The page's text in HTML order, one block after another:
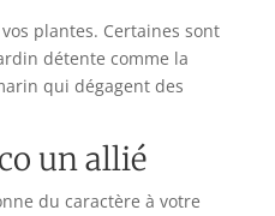
plantes. Certaines sont
détente comme la
qui dégagent des
un allié
du caractère à votre